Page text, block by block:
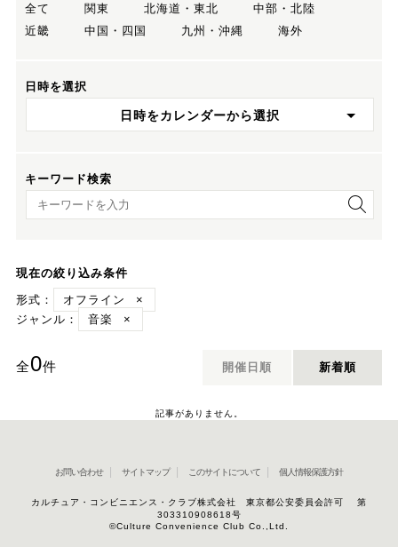
全て
関東 北海道・東北
中部・北陸
近畿
中国・四国 九州・沖縄 海外
日時を選択
日時をカレンダーから選択
キーワード検索
キーワード検索
現在の絞り込み条件
形式：
オフライン
×
ジャンル：
音楽 ×
全0件 開催日順 新着順
記事がありません。
お問い合わせ サイトマップ このサイトについて 個人情報保護方針
カルチュア・コンビニエンス・クラブ株式会社 東京都公安委員会許可 第
303310908618号
©Culture Convenience Club Co.,Ltd.